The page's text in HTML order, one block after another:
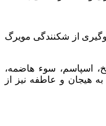
از شکنندگی مویرگ
اسپاسم، سوء هاضمه،
هیجان و عاطفه نیز از